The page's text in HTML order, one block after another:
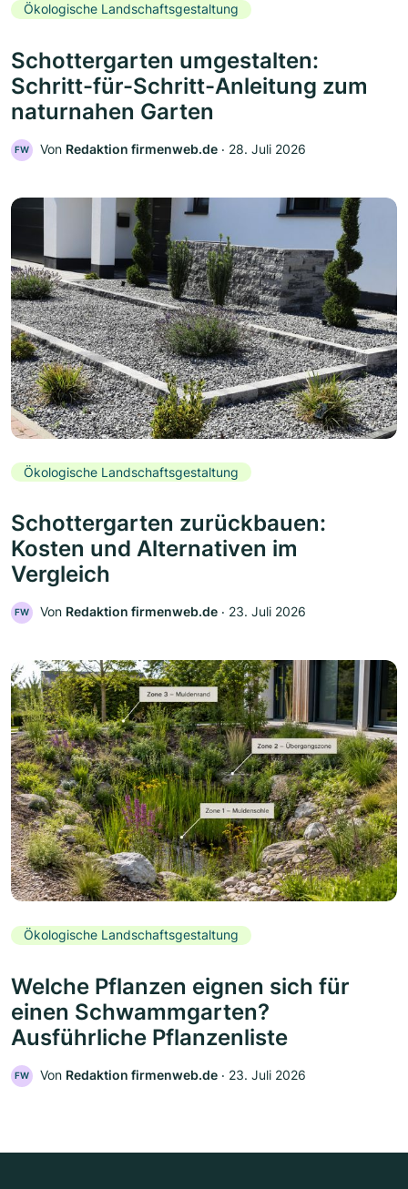
Ökologische Landschaftsgestaltung
Schottergarten umgestalten:
Schritt-für-Schritt-Anleitung zum
naturnahen Garten
FW Von Redaktion firmenweb.de ‧ 28. Juli 2026
Ökologische Landschaftsgestaltung
Schottergarten zurückbauen:
Kosten und Alternativen im
Vergleich
FW Von Redaktion firmenweb.de ‧ 23. Juli 2026
Ökologische Landschaftsgestaltung
Welche Pflanzen eignen sich für
einen Schwammgarten?
Ausführliche Pflanzenliste
FW Von Redaktion firmenweb.de ‧ 23. Juli 2026